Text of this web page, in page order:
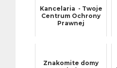
Kancelaria - Twoje
Centrum Ochrony
Prawnej
Znakomite domy